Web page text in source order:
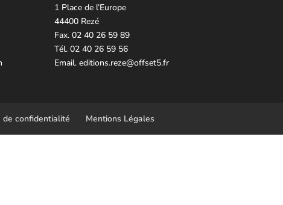
1 Place de l’Europe
44400 Rezé
Fax. 02 40 26 59 89
Tél. 02 40 26 59 56
Email. editions.reze@offset5.fr
de confidentialité Mentions Légales